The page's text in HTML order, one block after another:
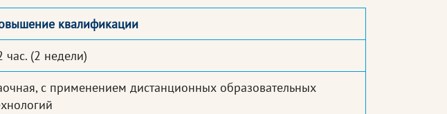
квалификации
час. (2 недели)
с применением дистанционных образовательных